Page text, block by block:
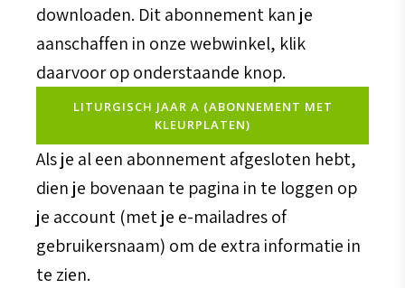
downloaden. Dit abonnement kan je
aanschaffen in onze webwinkel, klik
daarvoor op onderstaande knop.
LITURGISCH JAAR A (ABONNEMENT MET
KLEURPLATEN)
Als je al een abonnement afgesloten hebt,
dien je bovenaan te pagina in te loggen op
je account (met je e-mailadres of
gebruikersnaam) om de extra informatie in
te zien.